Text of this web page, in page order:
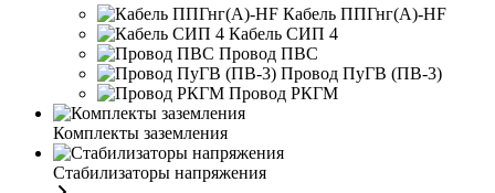
Кабель ППГнг(А)-HF
Кабель СИП 4
Провод ПВС
Провод ПуГВ (ПВ-3)
Провод РКГМ
Комплекты заземления
Стабилизаторы напряжения